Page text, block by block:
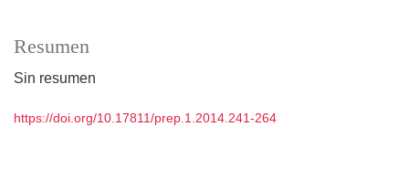
Resumen
Sin resumen
https://doi.org/10.17811/prep.1.2014.241-264